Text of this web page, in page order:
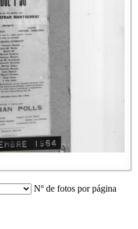
Nº de fotos por página